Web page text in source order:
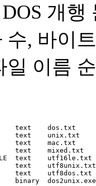
개
수, 바이
일 이름
text    dos.txt
text    unix.txt
text    mac.txt
text    mixed.txt
text    utf16le.txt
text    utf8unix.txt
text    utf8dos.txt
binary  dos2unix.exe